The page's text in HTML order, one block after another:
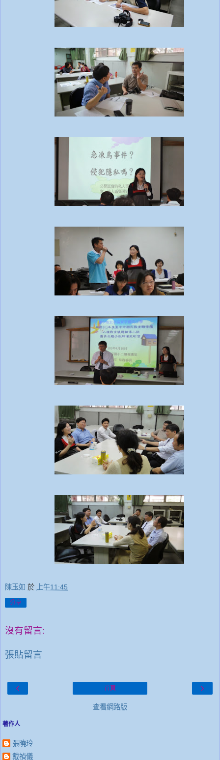
陳玉如 於 上午11:45
分享
沒有留言:
張貼留言
‹ ›
首頁
查看網路版
著作人
張曉玲
戴禎儀